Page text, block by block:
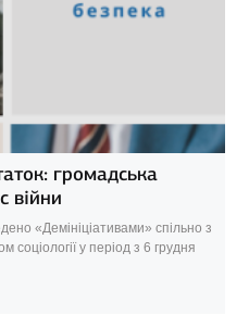
громадська
війни
«Демініціативами» спільно з
соціології у період з 6 грудня